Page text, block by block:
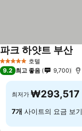
5 성급 호텔
파크 하얏트 부산
9.2 최고 좋음 9,700
최저가 ₩293,517
7개 사이트의 요금 보기